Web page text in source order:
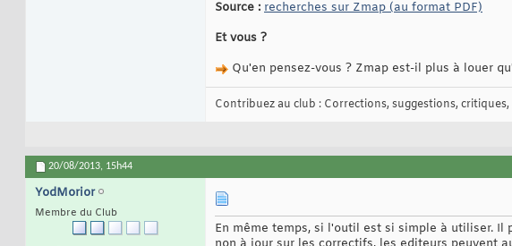
Source : recherches sur Zmap (au format PDF)
Et vous ?
Qu'en pensez-vous ? Zmap est-il plus à louer
Contribuez au club : Corrections, suggestions, critiques,
20/08/2013, 15h44
YodMorior
Membre du Club
En même temps, si l'outil est si simple à utiliser. Il